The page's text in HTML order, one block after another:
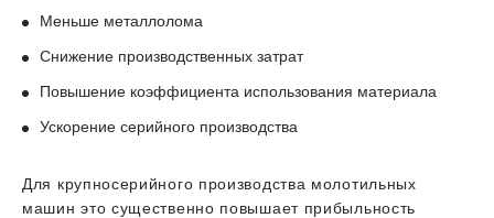
Меньше металлолома
Снижение производственных затрат
Повышение коэффициента использования материала
Ускорение серийного производства
Для крупносерийного производства молотильных
машин это существенно повышает прибыльность